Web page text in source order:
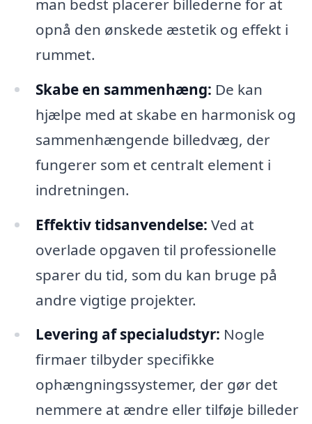
man bedst placerer billederne for at
opnå den ønskede æstetik og effekt i
rummet.
Skabe en sammenhæng: De kan
hjælpe med at skabe en harmonisk og
sammenhængende billedvæg, der
fungerer som et centralt element i
indretningen.
Effektiv tidsanvendelse: Ved at
overlade opgaven til professionelle
sparer du tid, som du kan bruge på
andre vigtige projekter.
Levering af specialudstyr: Nogle
firmaer tilbyder specifikke
ophængningssystemer, der gør det
nemmere at ændre eller tilføje billeder